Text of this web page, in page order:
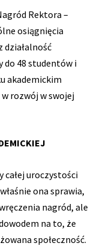
Rektora –
osiągnięcia
działalność
do 48 studentów i
akademickim
rozwój w swojej
całej uroczystości
ona sprawia,
nagród, ale
na to, że
społeczność.